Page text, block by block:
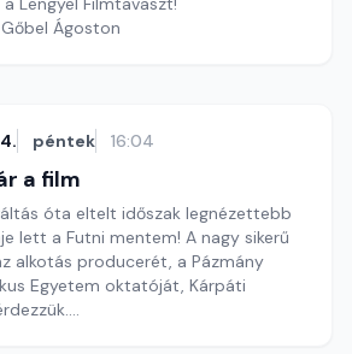
Ágoston
péntek 16:04
a film
óta eltelt időszak legnézettebb
lett a Futni mentem! A nagy sikerű
alkotás producerét, a Pázmány
Egyetem oktatóját, Kárpáti